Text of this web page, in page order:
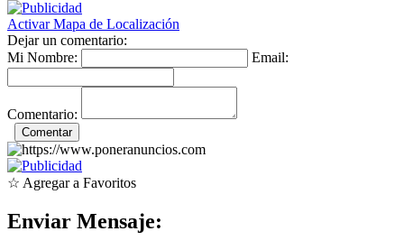
Activar Mapa de Localización
Dejar un comentario:
Mi Nombre:
Email:
Comentario:
☆ Agregar a Favoritos
Enviar Mensaje: